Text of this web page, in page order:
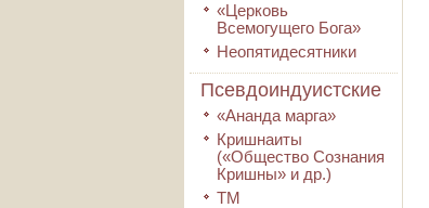
«Церковь
Всемогущего Бога»
Неопятидесятники
Псевдоиндуистские
«Ананда марга»
Кришнаиты
(«Общество Сознания
Кришны» и др.)
ТМ